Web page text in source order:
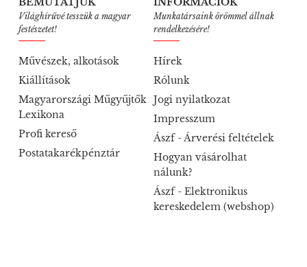
Világhírűvé tesszük a magyar
festészetet!
Művészek, alkotások
Kiállítások
Magyarországi Műgyűjtők
Lexikona
Profi kereső
Postatakarékpénztár
Munkatársaink örömmel állnak
rendelkezésére!
Hírek
Rólunk
Jogi nyilatkozat
Impresszum
Ászf - Árverési feltételek
Hogyan vásárolhat
nálunk?
Ászf - Elektronikus
kereskedelem (webshop)